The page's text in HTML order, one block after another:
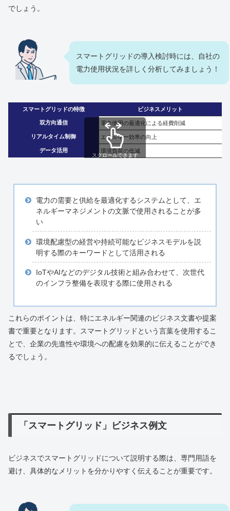
でしょう。
スマートグリッドの導入検討時には、自社の
電力使用状況を詳しく分析してみましょう！
スマートグリッドの特徴 ビジネスメリット
双方向通信 電力使用の最適化による経費削減
リアルタイム制御 エネルギー効率の向上
データ活用 環境負荷の低減
スクロールできます
電力の需要と供給を最適化するシステムとして、エ
ネルギーマネジメントの文脈で使用されることが多
い
環境配慮型の経営や持続可能なビジネスモデルを説
明する際のキーワードとして活用される
IoTやAIなどのデジタル技術と組み合わせて、次世代
のインフラ整備を表現する際に使用される
これらのポイントは、特にエネルギー関連のビジネス文書や提案
書で重要となります。スマートグリッドという言葉を使用するこ
とで、企業の先進性や環境への配慮を効果的に伝えることができ
るでしょう。
「スマートグリッド」ビジネス例文
ビジネスでスマートグリッドについて説明する際は、専門用語を
避け、具体的なメリットを分かりやすく伝えることが重要です。